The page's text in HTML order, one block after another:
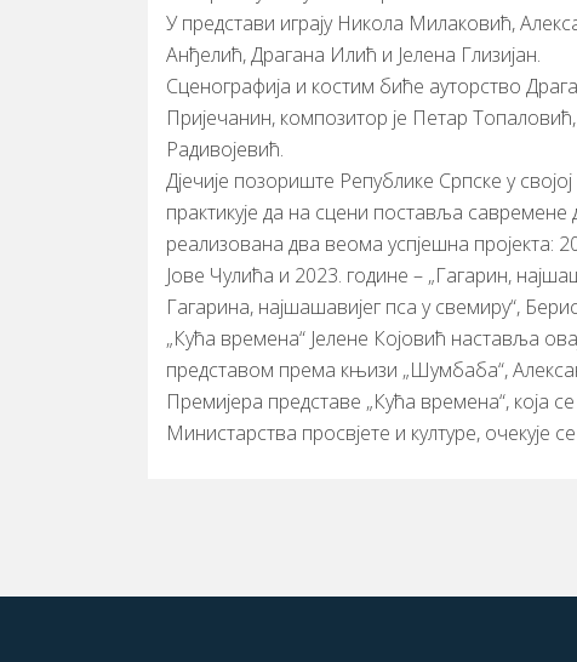
У представи играју Никола Милаковић,
Анђелић, Драгана Илић и Јелена Глизијан.
Сценографија и костим биће ауторство
Пријечанин, композитор је Петар
Радивојевић.
Дјечије позориште Републике Српске у
практикује да на сцени поставља савремене
реализована два веома успјешна пројекта:
Јове Чулића и 2023. године – „Гагарин,
Гагарина, најшашавијег пса у свемиру“,
„Кућа времена“ Јелене Којовић наставља
представом према књизи „Шумбаба“,
Премијера представе „Кућа времена“, која
Министарства просвјете и културе,